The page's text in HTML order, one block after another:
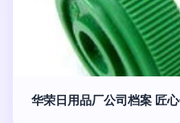
华荣日用品厂公司档案 匠